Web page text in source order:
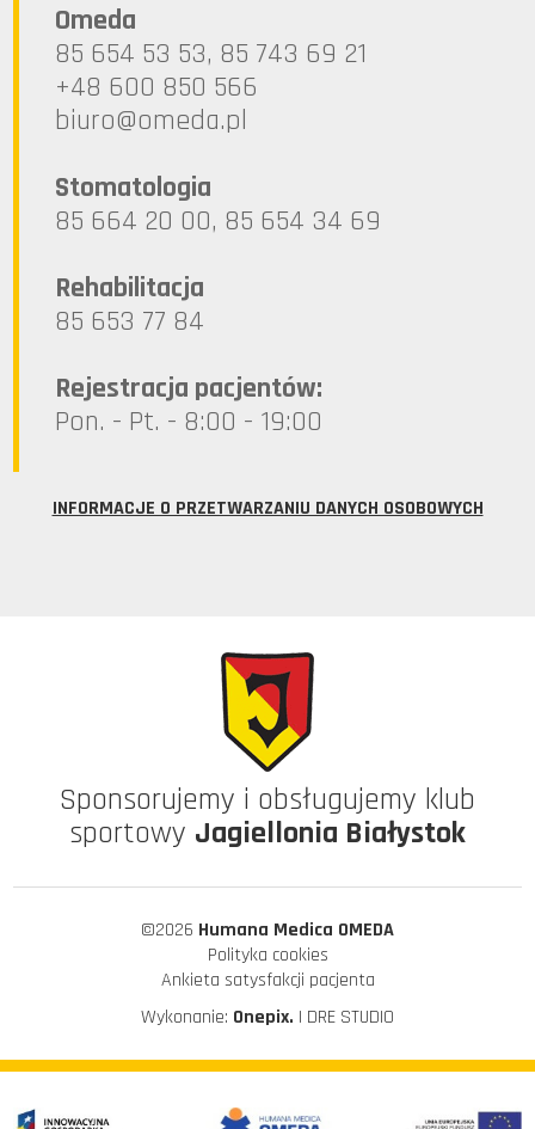
Omeda
85 654 53 53, 85 743 69 21
+48 600 850 566
lp.ademo@oruib
Stomatologia
85 664 20 00, 85 654 34 69
Rehabilitacja
85 653 77 84
Rejestracja pacjentów:
Pon. - Pt. - 8:00 - 19:00
INFORMACJE O PRZETWARZANIU DANYCH OSOBOWYCH
Sponsorujemy i obsługujemy klub
sportowy Jagiellonia Białystok
©2026 Humana Medica OMEDA
Polityka cookies
Ankieta satysfakcji pacjenta
Wykonanie: Onepix. | DRE STUDIO